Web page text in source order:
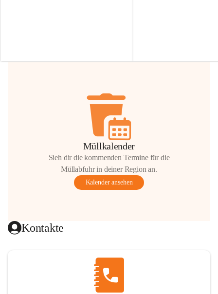
Hilfsbereitschaft!
Müllkalender
Sieh dir die kommenden Termine für die
Müllabfuhr in deiner Region an.
Kalender ansehen
Kontakte